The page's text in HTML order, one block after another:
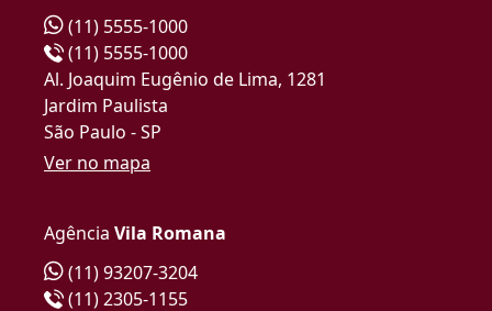
(11) 5555-1000
(11) 5555-1000
Al. Joaquim Eugênio de Lima, 1281
Jardim Paulista
São Paulo - SP
Ver no mapa
Agência Vila Romana
(11) 93207-3204
(11) 2305-1155